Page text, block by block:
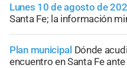
Lunes 10 de agosto de
Santa Fe; la información
Plan municipal Dónde
encuentro en Santa Fe